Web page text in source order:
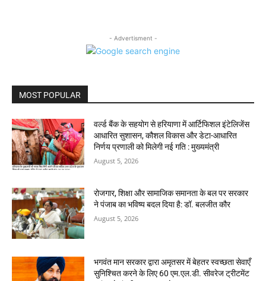
- Advertisment -
MOST POPULAR
वर्ल्ड बैंक के सहयोग से हरियाणा में आर्टिफिशल इंटेलिजेंस
आधारित सुशासन, कौशल विकास और डेटा-आधारित
निर्णय प्रणाली को मिलेगी नई गति : मुख्यमंत्री
August 5, 2026
रोजगार, शिक्षा और सामाजिक समानता के बल पर सरकार
ने पंजाब का भविष्य बदल दिया है: डॉ. बलजीत कौर
August 5, 2026
भगवंत मान सरकार द्वारा अमृतसर में बेहतर स्वच्छता सेवाएँ
सुनिश्चित करने के लिए 60 एम.एल.डी. सीवरेज ट्रीटमेंट